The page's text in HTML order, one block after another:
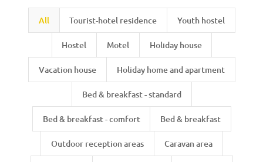
All Tourist-hotel residence Youth hostel
Hostel Motel Holiday house
Vacation house Holiday home and apartment
Bed & breakfast - standard
Bed & breakfast - comfort Bed & breakfast
Outdoor reception areas Caravan area